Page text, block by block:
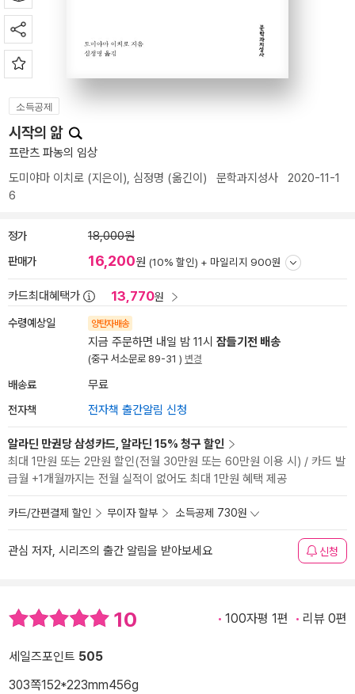
소득공제
시작의 앎
프란츠 파농의 임상
도미야마 이치로 (지은이), 심정명 (옮긴이) 문학과지성사 2020-11-1
6
정가 18,000원
판매가 16,200원 (10% 할인) + 마일리지 900원
카드최대혜택가 13,770원
수령예상일 양탄자배송
지금 주문하면 내일 밤 11시 잠들기전 배송
(중구 서소문로 89-31 ) 변경
배송료 무료
전자책 전자책 출간알림 신청
알라딘 만권당 삼성카드, 알라딘 15% 청구 할인
최대 1만원 또는 2만원 할인(전월 30만원 또는 60만원 이용 시) / 카드 발
급월 +1개월까지는 전월 실적이 없어도 최대 1만원 혜택 제공
카드/간편결제 할인 무이자 할부 소득공제 730원
관심 저자, 시리즈의 출간 알림을 받아보세요 신청
10 100자평 1편 리뷰 0편
세일즈포인트 505
303쪽152*223mm456g